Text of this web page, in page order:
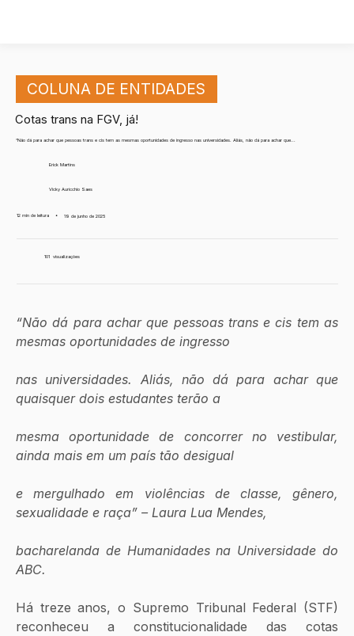
COLUNA DE ENTIDADES
Cotas trans na FGV, já!
“Não dá para achar que pessoas trans e cis tem as mesmas oportunidades de ingresso nas universidades. Aliás, não dá para achar que...
Erick Martins
Vicky Auricchio Saes
12 min de leitura • 19 de junho de 2025
101 visualizações
“Não dá para achar que pessoas trans e cis tem as
mesmas oportunidades de ingresso
nas universidades. Aliás, não dá para achar que
quaisquer dois estudantes terão a
mesma oportunidade de concorrer no vestibular,
ainda mais em um país tão desigual
e mergulhado em violências de classe, gênero,
sexualidade e raça” – Laura Lua Mendes,
bacharelanda de Humanidades na Universidade do
ABC.
Há treze anos, o Supremo Tribunal Federal (STF)
reconheceu a constitucionalidade das cotas